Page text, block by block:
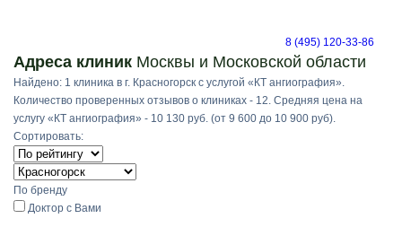
8 (495) 120-33-86
Адреса клиник Москвы и Московской области
Найдено: 1 клиника в г. Красногорск с услугой «КТ ангиография».
Количество проверенных отзывов о клиниках - 12. Средняя цена на
услугу «КТ ангиография» - 10 130 руб. (от 9 600 до 10 900 руб).
Сортировать:
По бренду
Доктор с Вами